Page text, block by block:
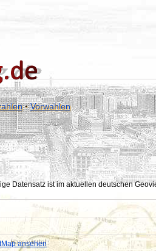
·Vorwahlen
Datensatz ist im aktuellen deutschen
ansehen